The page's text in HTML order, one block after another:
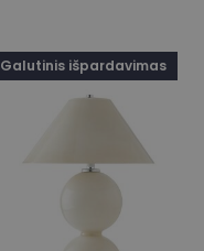
Galutinis išpardavimas